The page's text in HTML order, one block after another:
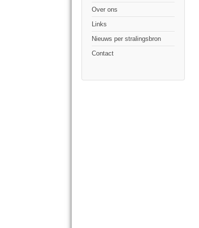
Over ons
Links
Nieuws per stralingsbron
Contact